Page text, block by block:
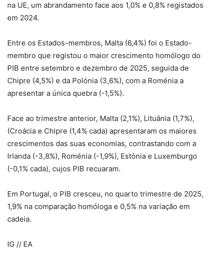
na UE, um abrandamento face aos 1,0% e 0,8% registados
em 2024.
Entre os Estados-membros, Malta (6,4%) foi o Estado-
membro que registou o maior crescimento homólogo do
PIB entre setembro e dezembro de 2025, seguida de
Chipre (4,5%) e da Polónia (3,6%), com a Roménia a
apresentar a única quebra (-1,5%).
Face ao trimestre anterior, Malta (2,1%), Lituânia (1,7%),
(Croácia e Chipre (1,4% cada) apresentaram os maiores
crescimentos das suas economias, contrastando com a
Irlanda (-3,8%), Roménia (-1,9%), Estónia e Luxemburgo
(-0,1% cada), cujos PIB recuaram.
Em Portugal, o PIB cresceu, no quarto trimestre de 2025,
1,9% na comparação homóloga e 0,5% na variação em
cadeia.
IG // EA